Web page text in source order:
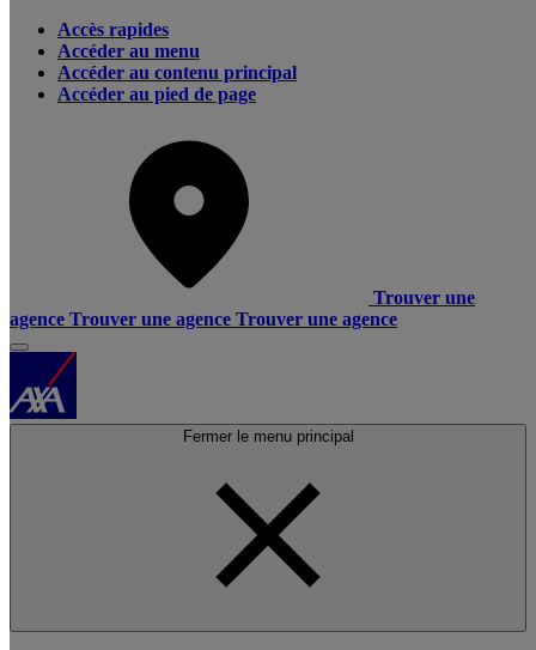
Accès rapides
Accéder au menu
Accéder au contenu principal
Accéder au pied de page
Trouver une
agence Trouver une agence Trouver une agence
Fermer le menu principal